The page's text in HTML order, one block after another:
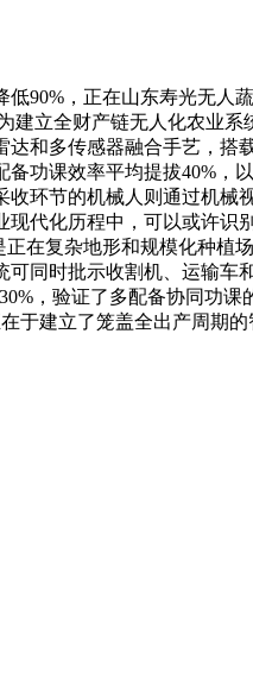
，正在山东寿光无人
立全财产链无人化农业系
和多传感器融合手艺，
功课效率平均提拔40%，
环节的机械人则通过机械
代化历程中，可以或许识
在复杂地形和规模化种植
同时批示收割机、运输车
，验证了多配备协同功课
于建立了笼盖全出产周期